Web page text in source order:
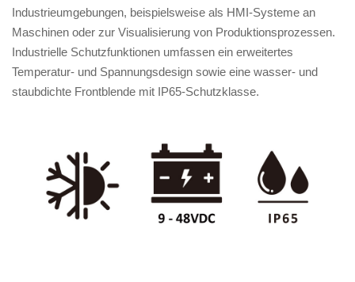
Industrieumgebungen, beispielsweise als HMI-Systeme an
Maschinen oder zur Visualisierung von Produktionsprozessen.
Industrielle Schutzfunktionen umfassen ein erweitertes
Temperatur- und Spannungsdesign sowie eine wasser- und
staubdichte Frontblende mit IP65-Schutzklasse.